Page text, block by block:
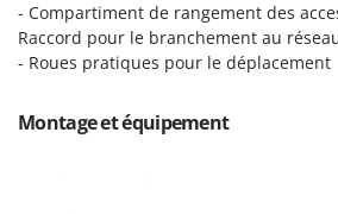
V
Vêtements de Sécurité
Vibroculteurs à tracteur
M
M.A.I.BO.
Macte Ovens
- Compartiment de rangement des
Raccord pour le branchement au
- Roues pratiques pour le déplacement
Montage et équipement